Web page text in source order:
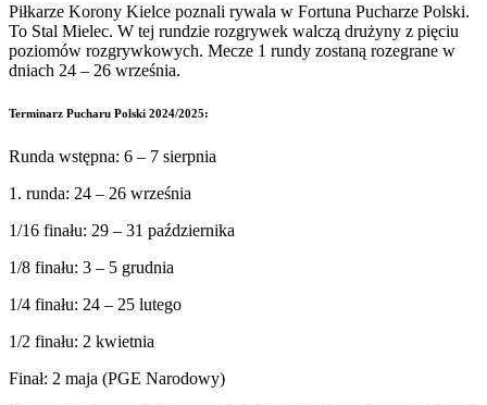
Piłkarze Korony Kielce poznali rywala w Fortuna Pucharze Polski.
To Stal Mielec. W tej rundzie rozgrywek walczą drużyny z pięciu
poziomów rozgrywkowych. Mecze 1 rundy zostaną rozegrane w
dniach 24 – 26 września.
Terminarz Pucharu Polski 2024/2025:
Runda wstępna: 6 – 7 sierpnia
1. runda: 24 – 26 września
1/16 finału: 29 – 31 października
1/8 finału: 3 – 5 grudnia
1/4 finału: 24 – 25 lutego
1/2 finału: 2 kwietnia
Finał: 2 maja (PGE Narodowy)